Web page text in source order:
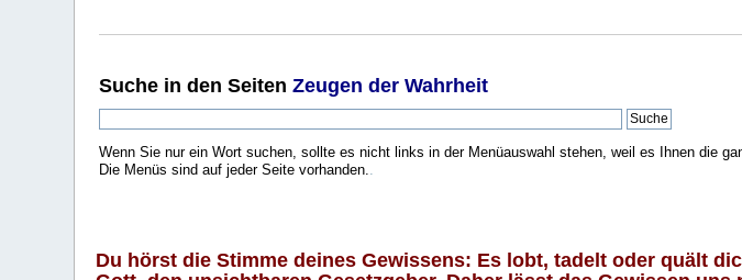
Suche in den SeitenZeugen der Wahrheit
Wenn Sie nur ein Wort suchen, sollte es nicht links in der Menüauswahl stehen, weil es Ihnen die
Die Menüs sind auf jeder Seite vorhanden.
Du hörst die Stimme deines Gewissens: Es lobt, tadelt oder quält